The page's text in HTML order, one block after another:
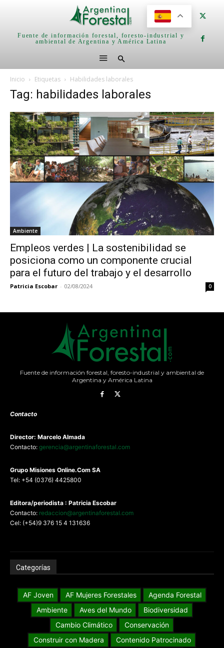
Fuente de información forestal, foresto-industrial y
ambiental de Argentina y América Latina
Inicio Etiquetas Habilidades laborales
Tag: habilidades laborales
Ambiente
Empleos verdes | La sostenibilidad se
posiciona como un componente crucial
para el futuro del trabajo y el desarrollo
Patricia Escobar - 02/08/2024 0
Fuente de información forestal, foresto-industrial y ambiental de
Argentina y América Latina
Contacto
Director: Marcelo Almada
Contacto: gerencia@argentinaforestal.com
Grupo Misiones Online.Com SA
Tel: +54 (0376) 4425800
Editora/periodista : Patricia Escobar
Contacto: redaccion@argentinaforestal.com
Cel: (+54)9 376 15 4 131636
Categorías
AF Joven AF Mujeres Forestales
Agenda Forestal
Ambiente
Aves del Mundo
Biodiversidad
Cambio Climático
Conservación
Construir con Madera
Contenido Patrocinado